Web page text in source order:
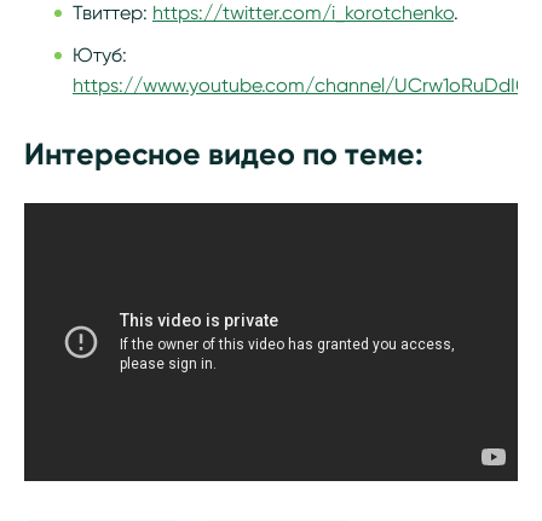
Твиттер: https://twitter.com/i_korotchenko.
Ютуб:
https://www.youtube.com/channel/
Интересное видео по теме: